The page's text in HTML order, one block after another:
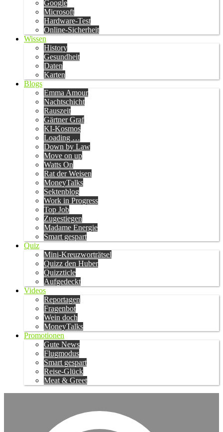
Google
Microsoft
Hardware-Test
Online-Sicherheit
Wissen
History
Gesundheit
Daten
Karten
Blogs
Emma Amour
Nachtschicht
Rauszeit
Gärtner Graf
KI-Kosmos
Loading …
Down by Law
Move on up
Watts On
Rat der Weisen
MoneyTalks
Sektenblog
Work in Progress
Top Job
Zugestiegen
Madame Energie
Smart gespart
Quiz
Mini-Kreuzworträtsel
Quizz den Huber
Quizzticle
Aufgedeckt
Videos
Reportagen
Fragenbot
Wein doch
MoneyTalks
Promotionen
Gute News
Flugmodus
Smart gespart
Reise-Glück
Meat & Greet